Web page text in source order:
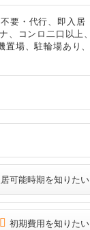
要・代行、即入居
、コンロ二口以上、
場、駐輪場あり、
居可能時期を知りたい
初期費用を知りたい